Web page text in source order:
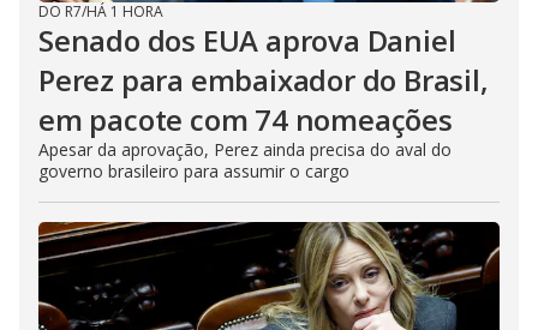
DO R7/HÁ 1 HORA
Senado dos EUA aprova Daniel
Perez para embaixador do Brasil,
em pacote com 74 nomeações
Apesar da aprovação, Perez ainda precisa do aval do
governo brasileiro para assumir o cargo